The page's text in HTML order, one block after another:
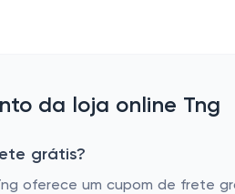
da loja online Tng
grátis?
oferece um cupom de frete